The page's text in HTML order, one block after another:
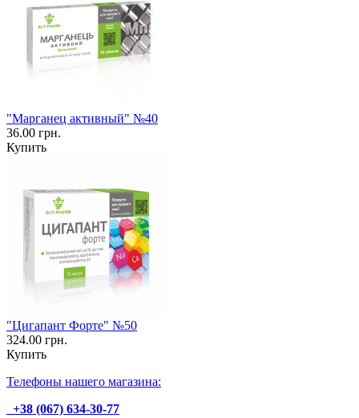
"Марганец активный" №40
36.00 грн.
Купить
"Цигапант Форте" №50
324.00 грн.
Купить
Телефоны нашего магазина:
+38 (067) 634-30-77